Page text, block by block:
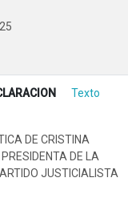
Texto
DE CRISTINA
DE LA
JUSTICIALISTA